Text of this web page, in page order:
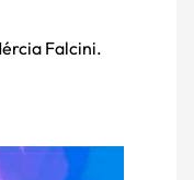
Falcini.